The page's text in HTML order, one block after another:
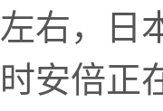
左右，日
时安倍正